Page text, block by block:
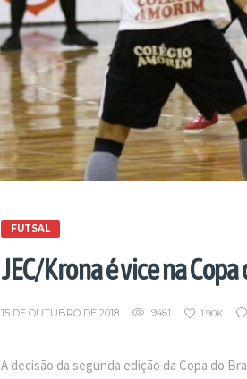
FUTSAL
JEC/Krona é vice na
15 DE OUTUBRO DE 2018 9481 1.90K
A decisão da segunda edição da Copa do